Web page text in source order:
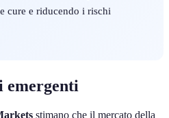
cure e riducendo i rischi
emergenti
stimano che il mercato della